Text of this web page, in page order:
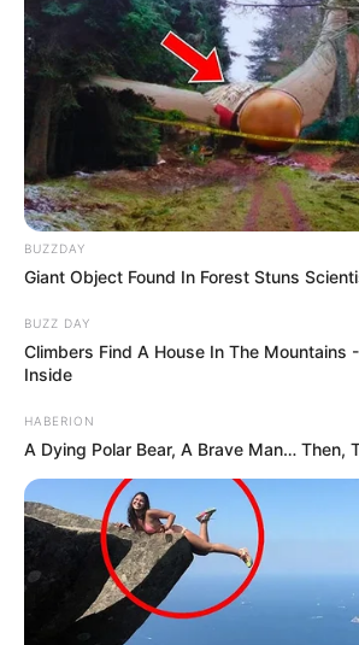
BUZZDAY
Giant Object Found In Forest Stuns
BUZZ DAY
Climbers Find A House In The Mountains
Inside
HABERION
A Dying Polar Bear, A Brave Man… Then,